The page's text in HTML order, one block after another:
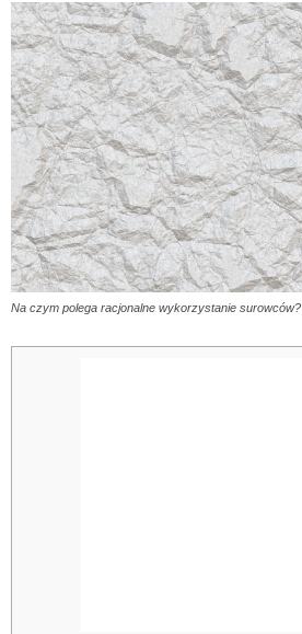
Na czym polega racjonalne wykorzystanie surowców?